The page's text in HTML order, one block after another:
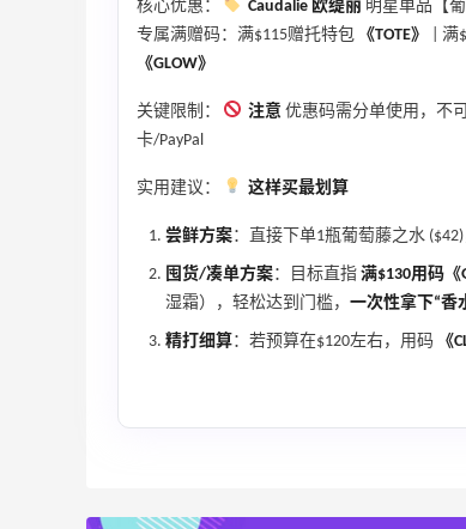
核心优惠： Caudalie 欧缇丽 明星单品【
专属满赠码：满$115赠托特包
《TOTE》 | 满
《GLOW》
关键限制： 注意 优惠码需分单使用，不
卡/PayPal
实用建议： 这样买最划算
尝鲜方案：直接下单1瓶葡萄藤之水
囤货/凑单方案：目标直指 满$130用码《
湿霜），轻松达到门槛， 一次性拿下“香
精打细算：若预算在$120左右，用码 《
4%返利
Belly Bandit
4%返利
42人获得返利
最高10%返利
RFM Denim